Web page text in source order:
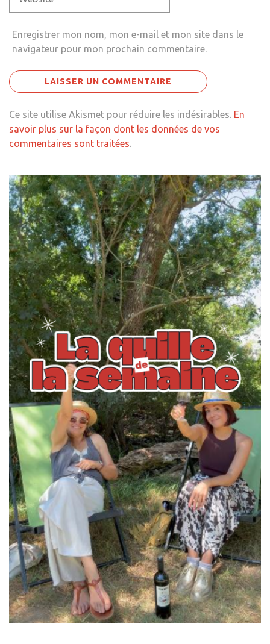
Enregistrer mon nom, mon e-mail et mon site dans le
navigateur pour mon prochain commentaire.
Ce site utilise Akismet pour réduire les indésirables. En
savoir plus sur la façon dont les données de vos
commentaires sont traitées.